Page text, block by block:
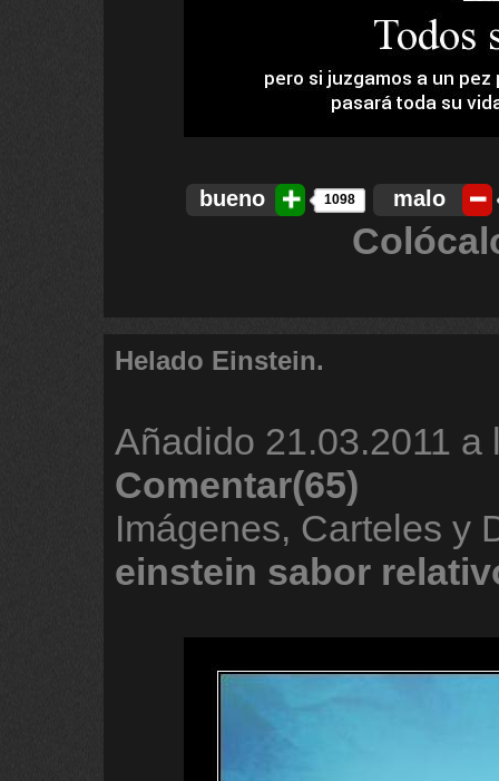
bueno 1098 malo
Helado Einstein.
Añadido 21.03.2011 a
Comentar(65)
Imágenes, Carteles y
einstein sabor